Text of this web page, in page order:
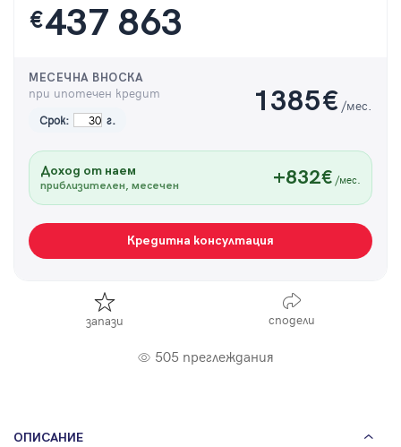
€437 863
МЕСЕЧНА ВНОСКА
при ипотечен кредит
Срок: г.
1385€ /мес.
Доход от наем
приблизителен, месечен +832€ /мес.
Кредитна консултация
запази сподели
505 преглеждания
ОПИСАНИЕ